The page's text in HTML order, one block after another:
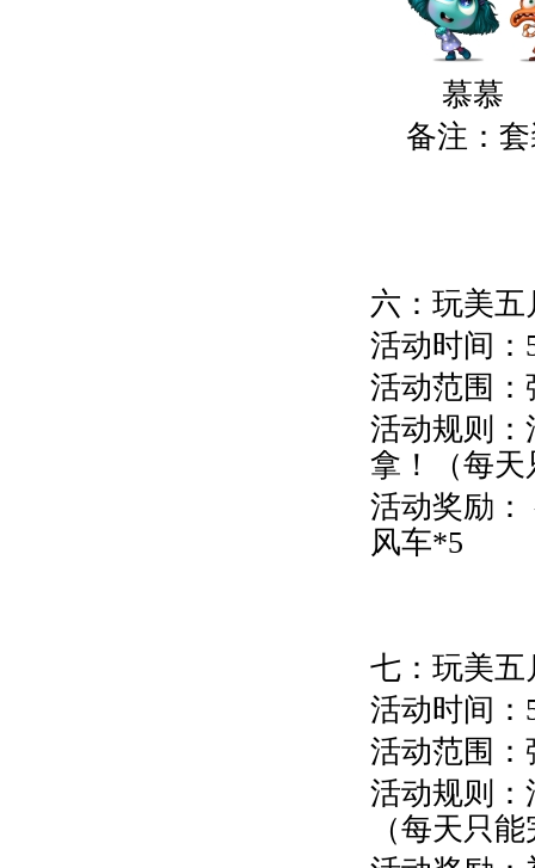
慕
备注：
六：玩美五
活动时间：
活动范围
活动规则：
拿！（每天
活动奖励：
风车*5
七：玩美五
活动时间：
活动范围
活动规则：
（每天只